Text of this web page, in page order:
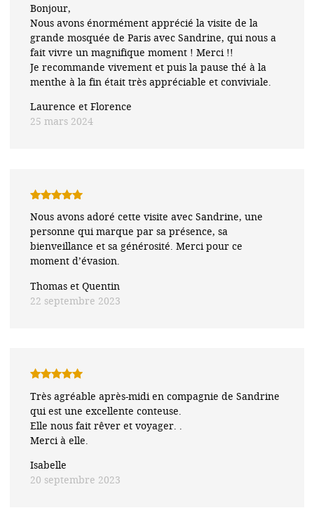
5
Laurence et Florence
25 mars 2024
Bonjour,
Nous avons énormément apprécié la visite de la
grande mosquée de Paris avec Sandrine, qui nous a
fait vivre un magnifique moment ! Merci !!
Je recommande vivement et puis la pause thé à la
menthe à la fin était très appréciable et conviviale.
5
Thomas et Quentin
22 septembre 2023
Nous avons adoré cette visite avec Sandrine, une
personne qui marque par sa présence, sa
bienveillance et sa générosité. Merci pour ce
moment d’évasion.
5
Isabelle
20 septembre 2023
Très agréable après-midi en compagnie de Sandrine
qui est une excellente conteuse.
Elle nous fait rêver et voyager. .
Merci à elle.